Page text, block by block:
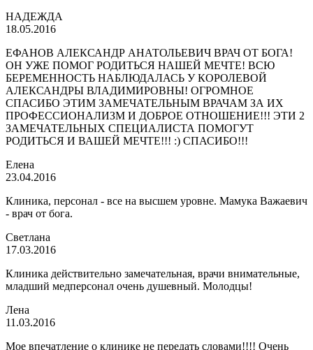
НАДЕЖДА
18.05.2016
ЕФАНОВ АЛЕКСАНДР АНАТОЛЬЕВИЧ ВРАЧ ОТ БОГА!
ОН УЖЕ ПОМОГ РОДИТЬСЯ НАШЕЙ МЕЧТЕ! ВСЮ
БЕРЕМЕННОСТЬ НАБЛЮДАЛАСЬ У КОРОЛЕВОЙ
АЛЕКСАНДРЫ ВЛАДИМИРОВНЫ! ОГРОМНОЕ
СПАСИБО ЭТИМ ЗАМЕЧАТЕЛЬНЫМ ВРАЧАМ ЗА ИХ
ПРОФЕССИОНАЛИЗМ И ДОБРОЕ ОТНОШЕНИЕ!!! ЭТИ 2
ЗАМЕЧАТЕЛЬНЫХ СПЕЦИАЛИСТА ПОМОГУТ
РОДИТЬСЯ И ВАШЕЙ МЕЧТЕ!!! :) СПАСИБО!!!
Елена
23.04.2016
Клиника, персонал - все на высшем уровне. Мамука Важаевич
- врач от бога.
Светлана
17.03.2016
Клиника действительно замечательная, врачи внимательные,
младший медперсонал очень душевный. Молодцы!
Лена
11.03.2016
Мое впечатление о клинике не передать словами!!!! Очень